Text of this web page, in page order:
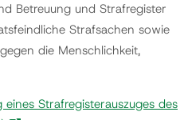
Betreuung und Strafregister
Strafsachen sowie
die Menschlichkeit,
Strafregisterauszuges des